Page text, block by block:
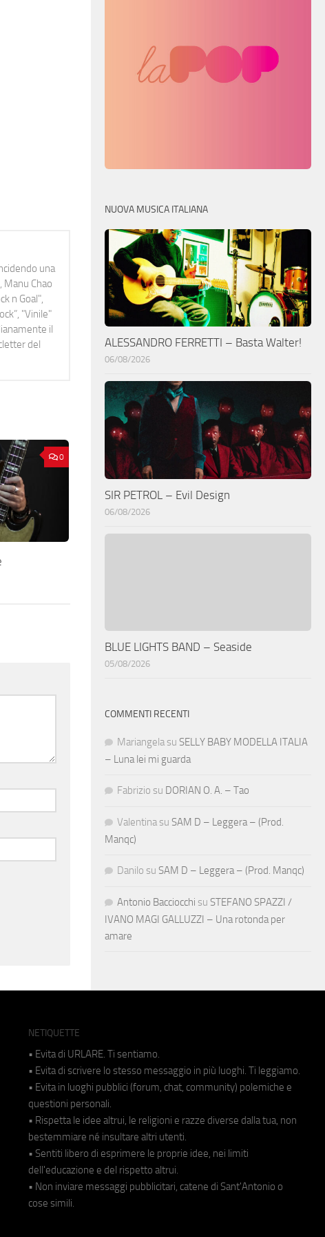
una
Manu Chao
n Goal",
"Vinile"
il
del
0
NUOVA MUSICA ITALIANA
ALESSANDRO FERRETTI – Basta Walter!
06/08/2026
SIR PETROL – Evil Design
06/08/2026
BLUE LIGHTS BAND – Seaside
05/08/2026
COMMENTI RECENTI
Mariangela su SELLY BABY MODELLA ITALIA
– Luna lei mi guarda
Fabrizio su DORIAN O. A. – Tao
Valentina su SAM D – Leggera – (Prod.
Manqc)
Danilo su SAM D – Leggera – (Prod. Manqc)
Antonio Bacciocchi su STEFANO SPAZZI /
IVANO MAGI GALLUZZI – Una rotonda per
amare
NETIQUETTE
• Evita di URLARE. Ti sentiamo.
• Evita di scrivere lo stesso messaggio in più luoghi. Ti leggiamo.
• Evita in luoghi pubblici (forum, chat, community) polemiche e
questioni personali.
• Rispetta le idee altrui, le religioni e razze diverse dalla tua, non
bestemmiare né insultare altri utenti.
• Sentiti libero di esprimere le proprie idee, nei limiti
dell'educazione e del rispetto altrui.
• Non inviare messaggi pubblicitari, catene di Sant'Antonio o
cose simili.